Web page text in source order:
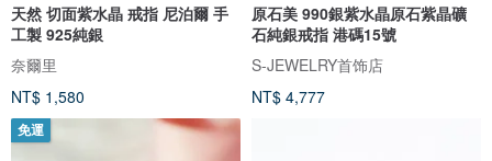
天然 切面紫水晶 戒指 尼泊爾 手
工製 925純銀
奈爾里
NT$ 1,580
原石美 990銀紫水晶原石紫晶礦
石純銀戒指 港碼15號
S-JEWELRY首饰店
NT$ 4,777
免運